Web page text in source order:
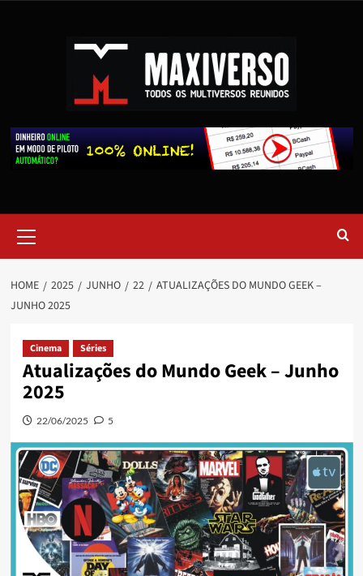
HOME 2025 JUNHO 22
ATUALIZAÇÕES DO MUNDO GEEK –
JUNHO 2025
Cinema Séries
Atualizações do Mundo Geek – Junho
2025
22/06/2025 5